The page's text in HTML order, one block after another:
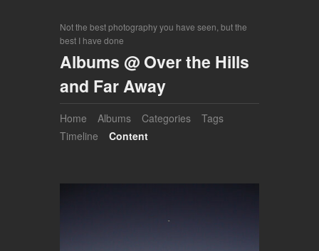
Not the best photography you have seen, but the
best I have done
Albums @ Over the Hills
and Far Away
Home Albums Categories
Tags
Timeline
Content